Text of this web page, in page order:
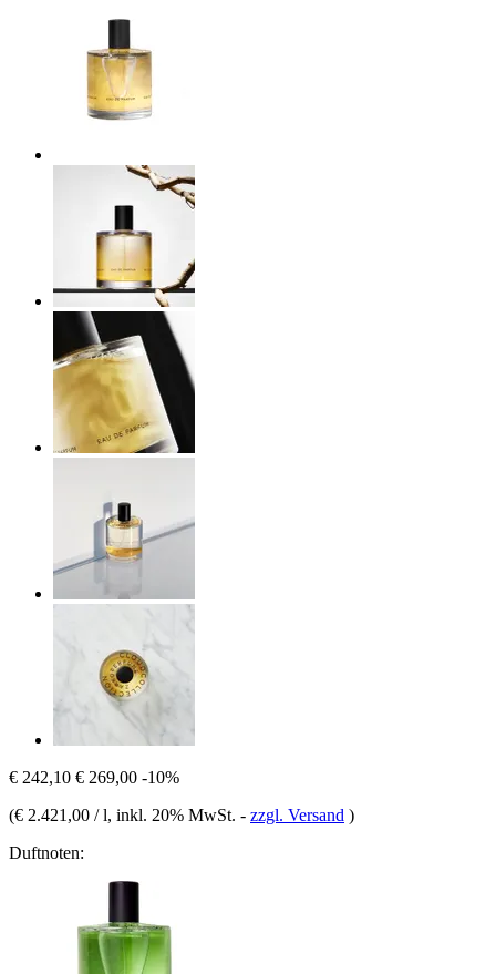
€ 242,10 € 269,00 -10%
(€ 2.421,00 / l, inkl. 20% MwSt. - zzgl. Versand )
Duftnoten: